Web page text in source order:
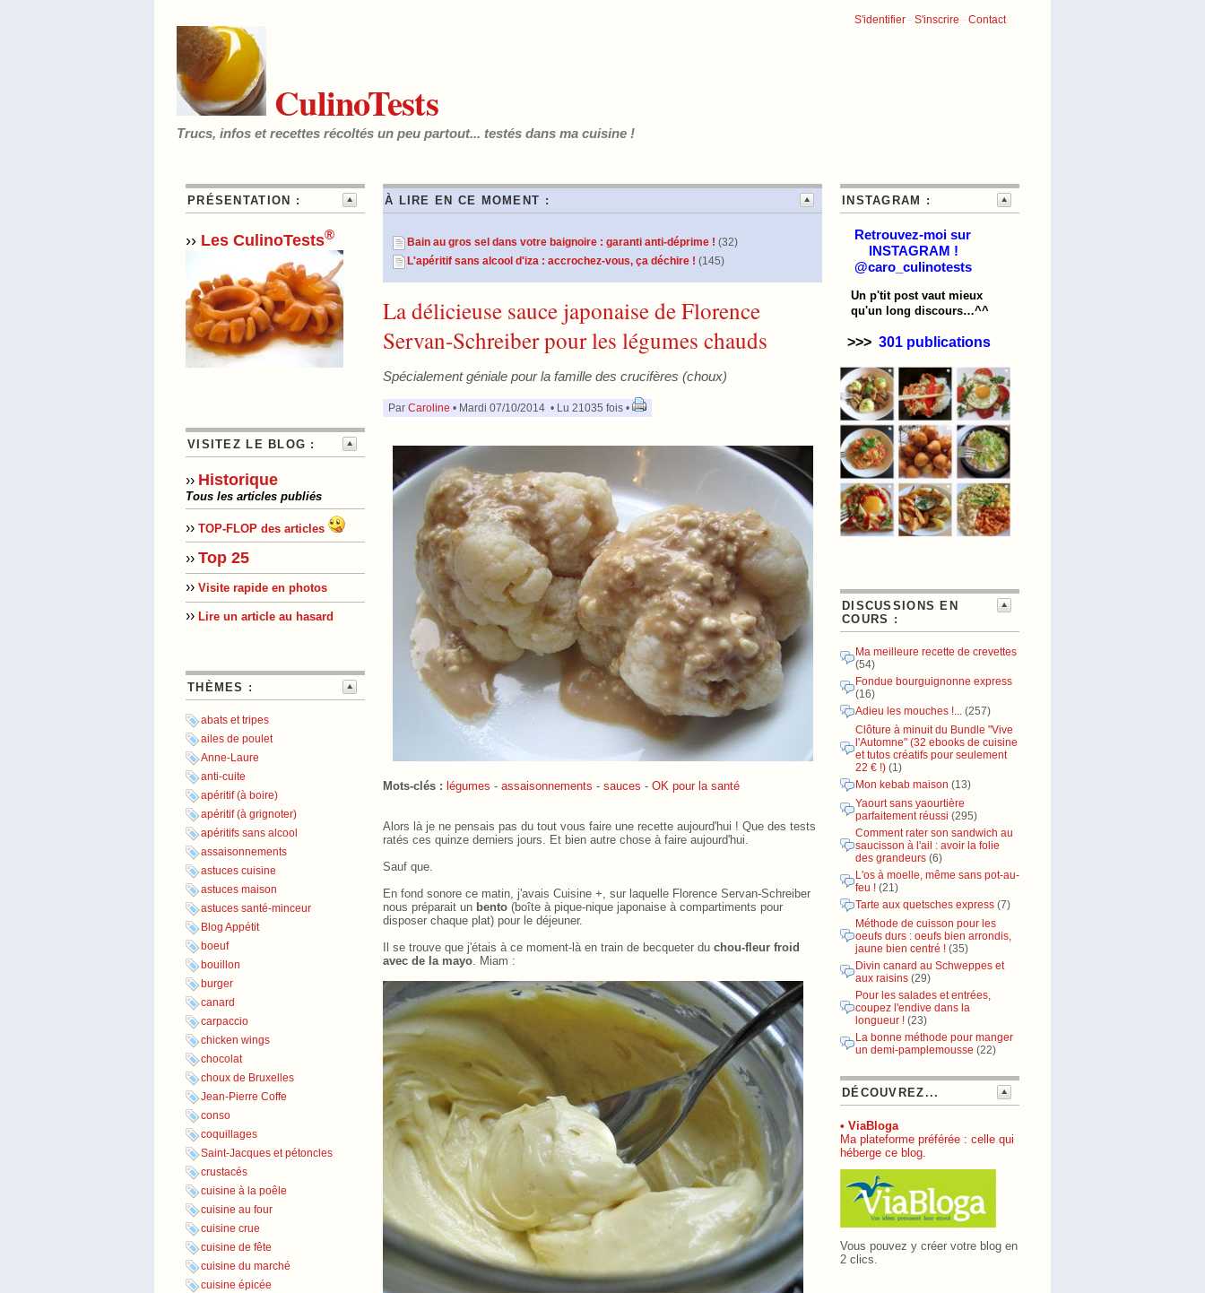
S'identifier - S'inscrire - Contact
CulinoTests
Trucs, infos et recettes récoltés un peu partout... testés dans ma cuisine !
PRÉSENTATION :
›› Les CulinoTests®
VISITEZ LE BLOG :
›› Historique
Tous les articles publiés
›› TOP-FLOP des articles
›› Top 25
›› Visite rapide en photos
›› Lire un article au hasard
THÈMES :
abats et tripes
ailes de poulet
Anne-Laure
anti-cuite
apéritif (à boire)
apéritif (à grignoter)
apéritifs sans alcool
assaisonnements
astuces cuisine
astuces maison
astuces santé-minceur
Blog Appétit
boeuf
bouillon
burger
canard
carpaccio
chicken wings
chocolat
choux de Bruxelles
Jean-Pierre Coffe
conso
coquillages
Saint-Jacques et pétoncles
crustacés
cuisine à la poêle
cuisine au four
cuisine crue
cuisine de fête
cuisine du marché
cuisine épicée
À LIRE EN CE MOMENT :
Bain au gros sel dans votre baignoire : garanti anti-déprime ! (32)
L'apéritif sans alcool d'iza : accrochez-vous, ça déchire ! (145)
La délicieuse sauce japonaise de Florence
Servan-Schreiber pour les légumes chauds
Spécialement géniale pour la famille des crucifères (choux)
Par Caroline • Mardi 07/10/2014 • Lu 21035 fois •
Mots-clés : légumes - assaisonnements - sauces - OK pour la santé
Alors là je ne pensais pas du tout vous faire une recette aujourd'hui ! Que des tests
ratés ces quinze derniers jours. Et bien autre chose à faire aujourd'hui.
Sauf que.
En fond sonore ce matin, j'avais Cuisine +, sur laquelle Florence Servan-Schreiber
nous préparait un bento (boîte à pique-nique japonaise à compartiments pour
disposer chaque plat) pour le déjeuner.
Il se trouve que j'étais à ce moment-là en train de becqueter du chou-fleur froid
avec de la mayo . Miam :
INSTAGRAM :
Retrouvez-moi sur
INSTAGRAM !
@caro_culinotests
Un p'tit post vaut mieux
qu'un long discours…^^
>>> 301 publications
DISCUSSIONS EN
COURS :
Ma meilleure recette de crevettes
(54)
Fondue bourguignonne express
(16)
Adieu les mouches !... (257)
Clôture à minuit du Bundle "Vive
l'Automne" (32 ebooks de cuisine
et tutos créatifs pour seulement
22 € !) (1)
Mon kebab maison (13)
Yaourt sans yaourtière
parfaitement réussi (295)
Comment rater son sandwich au
saucisson à l'ail : avoir la folie
des grandeurs (6)
L'os à moelle, même sans pot-au-
feu ! (21)
Tarte aux quetsches express (7)
Méthode de cuisson pour les
oeufs durs : oeufs bien arrondis,
jaune bien centré ! (35)
Divin canard au Schweppes et
aux raisins (29)
Pour les salades et entrées,
coupez l'endive dans la
longueur ! (23)
La bonne méthode pour manger
un demi-pamplemousse (22)
DÉCOUVREZ...
• ViaBloga
Ma plateforme préférée : celle qui
héberge ce blog.
Vous pouvez y créer votre blog en
2 clics.